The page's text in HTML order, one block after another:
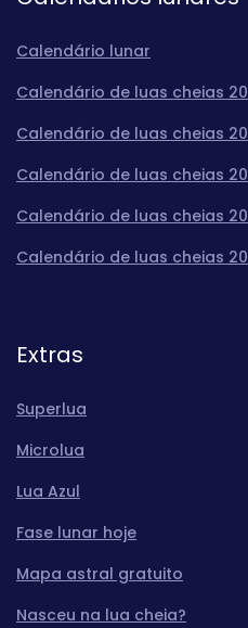
Calendário lunar
Calendário de luas cheias
Calendário de luas cheias
Calendário de luas cheias
Calendário de luas cheias
Calendário de luas cheias
Extras
Superlua
Microlua
Lua Azul
Fase lunar hoje
Mapa astral gratuito
Nasceu na lua cheia?